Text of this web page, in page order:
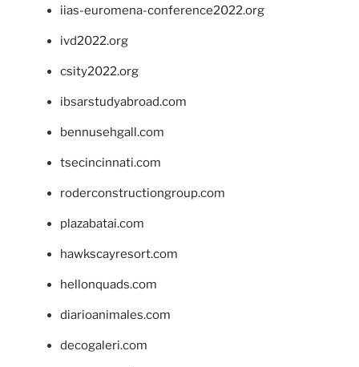
iias-euromena-conference2022.org
ivd2022.org
csity2022.org
ibsarstudyabroad.com
bennusehgall.com
tsecincinnati.com
roderconstructiongroup.com
plazabatai.com
hawkscayresort.com
hellonquads.com
diarioanimales.com
decogaleri.com